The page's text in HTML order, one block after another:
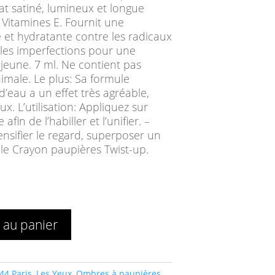
satiné, lumineux et longue
E. Fournit une
hydratante contre les radicaux
imperfections pour une
7 ml. Ne contient pas
Le plus: Sa formule
a un effet très agréable,
L’utilisation: Appliquez sur
de l’habiller et l’unifier. –
le regard, superposer un
Crayon paupières Twist-up.
panier